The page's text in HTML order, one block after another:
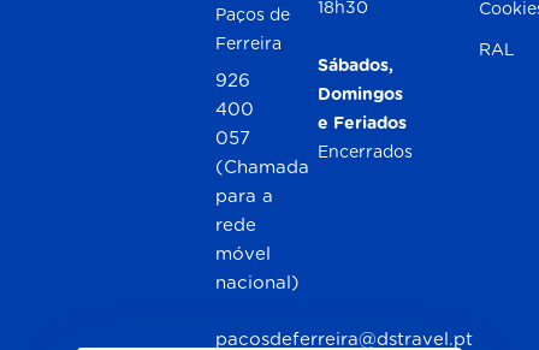
Paços de
Ferreira
926
400
057
(Chamada
para a
rede
móvel
nacional)
pacosdeferreira@dstravel.pt
18h30
Sábados,
Domingos
e Feriados
Encerrados
RAL